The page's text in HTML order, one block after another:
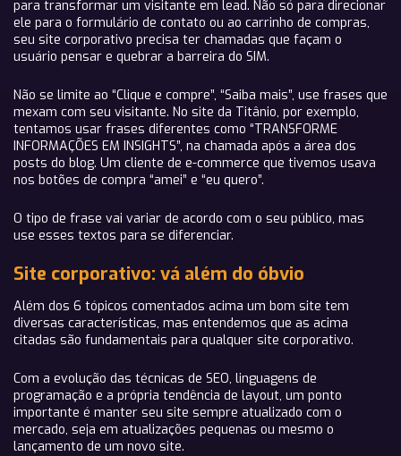
para transformar um visitante em lead. Não só para direcionar
ele para o formulário de contato ou ao carrinho de compras,
seu site corporativo precisa ter chamadas que façam o
usuário pensar e quebrar a barreira do SIM.
Não se limite ao “Clique e compre”, “Saiba mais”, use frases que
mexam com seu visitante. No site da Titânio, por exemplo,
tentamos usar frases diferentes como “TRANSFORME
INFORMAÇÕES EM INSIGHTS”, na chamada após a área dos
posts do blog. Um cliente de e-commerce que tivemos usava
nos botões de compra “amei” e “eu quero”.
O tipo de frase vai variar de acordo com o seu público, mas
use esses textos para se diferenciar.
Site corporativo: vá além do óbvio
Além dos 6 tópicos comentados acima um bom site tem
diversas características, mas entendemos que as acima
citadas são fundamentais para qualquer site corporativo.
Com a evolução das técnicas de SEO, linguagens de
programação e a própria tendência de layout, um ponto
importante é manter seu site sempre atualizado com o
mercado, seja em atualizações pequenas ou mesmo o
lançamento de um novo site.